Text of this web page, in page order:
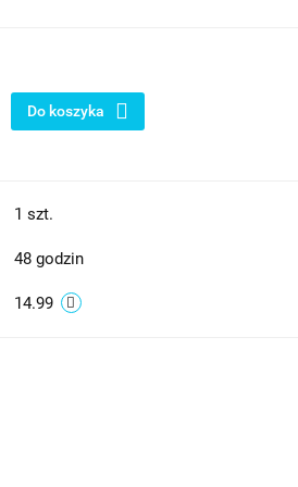
Do koszyka
1 szt.
48 godzin
14.99